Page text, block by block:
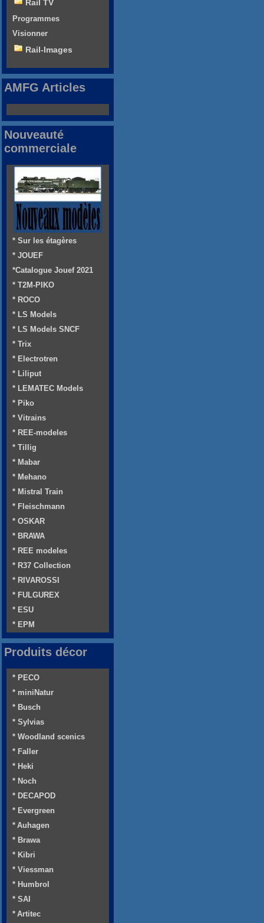
Rail TV
Programmes
Visionner
Rail-Images
AMFG Articles
Nouveauté
commerciale
* Sur les étagères
* JOUEF
*Catalogue Jouef 2021
* T2M-PIKO
* ROCO
* LS Models
* LS Models SNCF
* Trix
* Electrotren
* Liliput
* LEMATEC Models
* Piko
* Vitrains
* REE-modeles
* Tillig
* Mabar
* Mehano
* Mistral Train
* Fleischmann
* OSKAR
* BRAWA
* REE modeles
* R37 Collection
* RIVAROSSI
* FULGUREX
* ESU
* EPM
Produits décor
* PECO
* miniNatur
* Busch
* Sylvias
* Woodland scenics
* Faller
* Heki
* Noch
* DECAPOD
* Evergreen
* Auhagen
* Brawa
* Kibri
* Viessman
* Humbrol
* SAI
* Artitec